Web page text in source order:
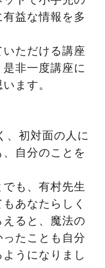
益な情報を多
ただける講座
非一度講座に
ます。
、初対面の人に
自分のことを
も、有村先生
あなたらしく
ると、魔法の
たことも自分
うになりまし